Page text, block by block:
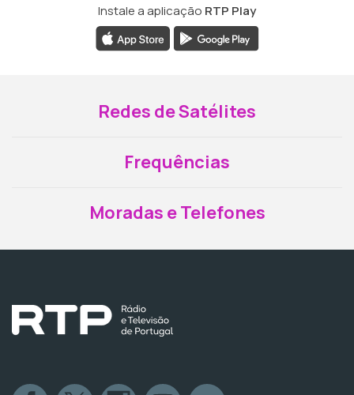
Instale a aplicação RTP Play
Redes de Satélites
Frequências
Moradas e Telefones